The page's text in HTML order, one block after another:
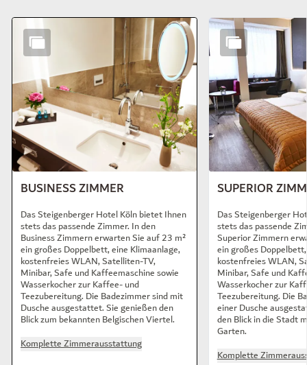
Dia 1 von 8
BUSINESS ZIMMER
Das Steigenberger Hotel Köln bietet Ihnen
stets das passende Zimmer. In den
Business Zimmern erwarten Sie auf 23 m²
ein großes Doppelbett, eine Klimaanlage,
kostenfreies WLAN, Satelliten-TV,
Minibar, Safe und Kaffeemaschine sowie
Wasserkocher zur Kaffee- und
Teezubereitung. Die Badezimmer sind mit
Dusche ausgestattet. Sie genießen den
Blick zum bekannten Belgischen Viertel.
Komplette Zimmerausstattung
SUPERIOR
Das Steigenberger
stets das passende
Superior Zimmern
ein großes
kostenfreies WLAN,
Minibar, Safe und
Wasserkocher zur
Teezubereitung. Die
einer Dusche
den Blick in die Stadt
Garten.
Komplette